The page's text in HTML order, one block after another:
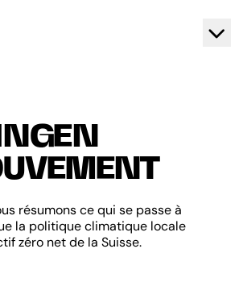
résumons ce qui se passe à
la politique climatique locale
zéro net de la Suisse.